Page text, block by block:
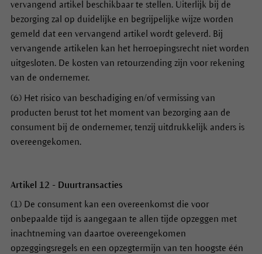
vervangend artikel beschikbaar te stellen. Uiterlijk bij de
bezorging zal op duidelijke en begrijpelijke wijze worden
gemeld dat een vervangend artikel wordt geleverd. Bij
vervangende artikelen kan het herroepingsrecht niet worden
uitgesloten. De kosten van retourzending zijn voor rekening
van de ondernemer.
(6) Het risico van beschadiging en/of vermissing van
producten berust tot het moment van bezorging aan de
consument bij de ondernemer, tenzij uitdrukkelijk anders is
overeengekomen.
Artikel 12 - Duurtransacties
(1) De consument kan een overeenkomst die voor
onbepaalde tijd is aangegaan te allen tijde opzeggen met
inachtneming van daartoe overeengekomen
opzeggingsregels en een opzegtermijn van ten hoogste één